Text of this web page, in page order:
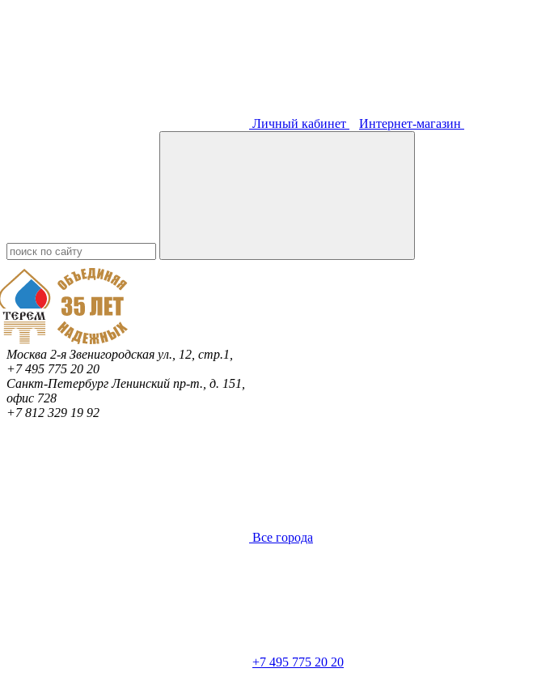
Личный кабинет Интернет-магазин
Москва 2-я Звенигородская ул., 12, стр.1,
+7 495 775 20 20
Санкт-ПетербургЛенинский пр-т., д. 151,
офис 728
+7 812 329 19 92
Все города
+7 495 775 20 20